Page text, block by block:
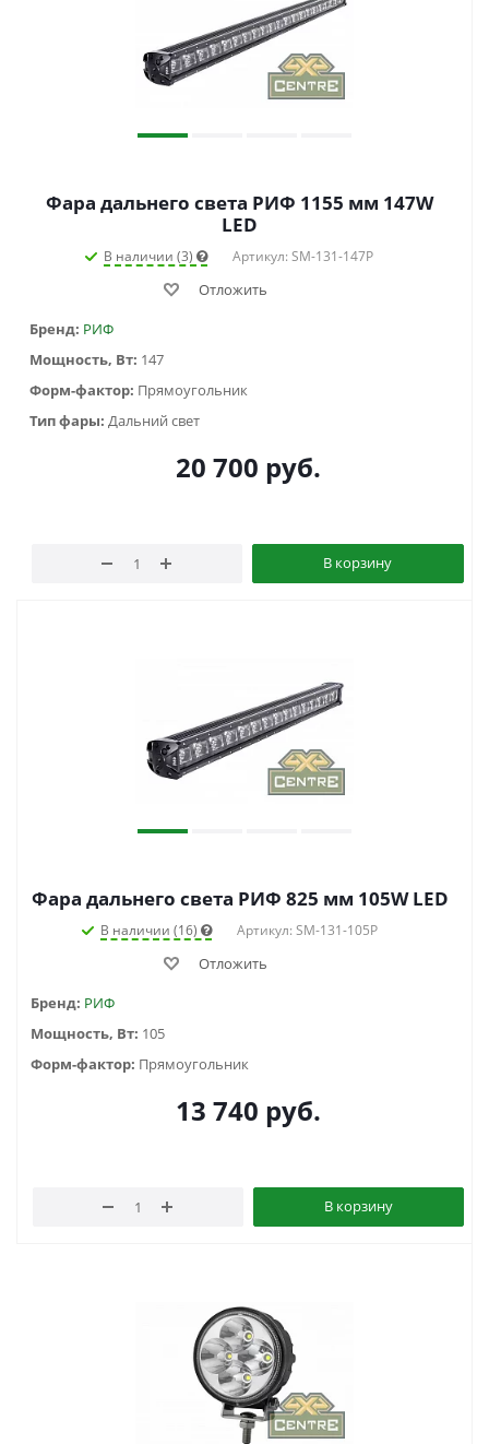
Фара дальнего света РИФ 1155 мм 147W
LED
В наличии (3) Артикул: SM-131-147P
Отложить
Бренд: РИФ
Мощность, Вт: 147
Форм-фактор: Прямоугольник
Тип фары: Дальний свет
20 700 руб.
В корзину
Фара дальнего света РИФ 825 мм 105W LED
В наличии (16) Артикул: SM-131-105P
Отложить
Бренд: РИФ
Мощность, Вт: 105
Форм-фактор: Прямоугольник
13 740 руб.
В корзину